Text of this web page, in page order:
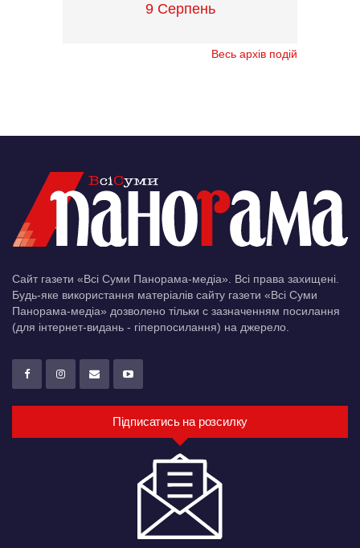
9 Серпень
Весь архів подій
Сайт газети «Всі Суми Панорама-медіа». Всі права захищені.
Будь-яке використання матеріалів сайту газети «Всі Суми
Панорама-медіа» дозволено тільки c зазначенням посилання
(для інтернет-видань - гіперпосилання) на джерело.
Підписатись на розсилку